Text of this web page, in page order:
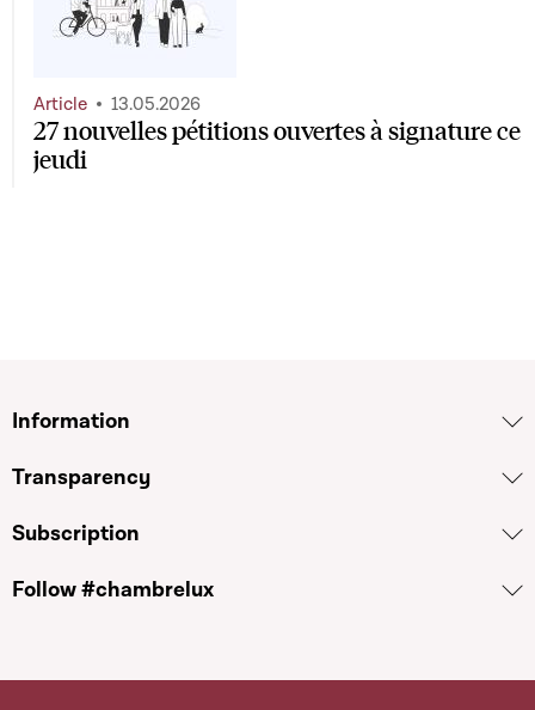
27 nouvelles pétitions ouvertes à signature ce
jeudi
Article 13.05.2026
Information
Transparency
Subscription
Follow #chambrelux